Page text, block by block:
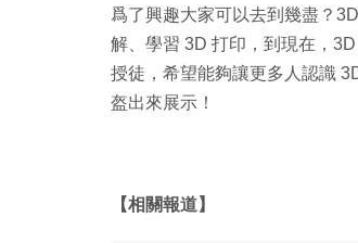
爲了興趣大家可以去到幾盡？
解、學習 3D 打印，到現在，
授徒，希望能夠讓更多人認識
盔出來展示！
【相關報道】